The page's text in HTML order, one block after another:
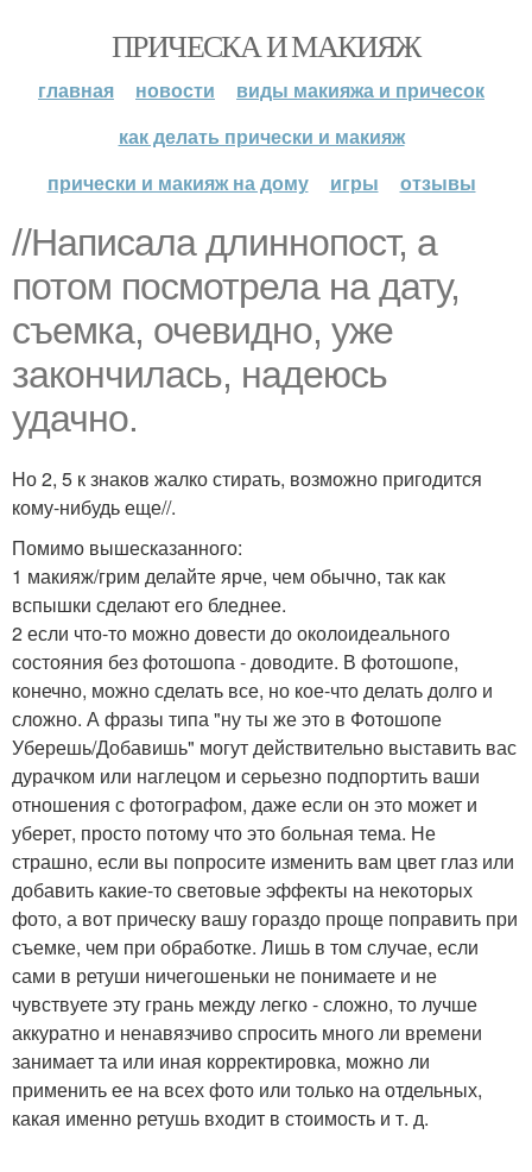
ПРИЧЕСКА И МАКИЯЖ
главная новости
виды макияжа и причесок
как делать прически и макияж
прически и макияж на дому
игры отзывы
//Написала длиннопост, а
потом посмотрела на дату,
съемка, очевидно, уже
закончилась, надеюсь
удачно.
Но 2, 5 к знаков жалко стирать, возможно пригодится
кому-нибудь еще//.
Помимо вышесказанного:
1 макияж/грим делайте ярче, чем обычно, так как
вспышки сделают его бледнее.
2 если что-то можно довести до околоидеального
состояния без фотошопа - доводите. В фотошопе,
конечно, можно сделать все, но кое-что делать долго и
сложно. А фразы типа "ну ты же это в Фотошопе
Уберешь/Добавишь" могут действительно выставить вас
дурачком или наглецом и серьезно подпортить ваши
отношения с фотографом, даже если он это может и
уберет, просто потому что это больная тема. Не
страшно, если вы попросите изменить вам цвет глаз или
добавить какие-то световые эффекты на некоторых
фото, а вот прическу вашу гораздо проще поправить при
съемке, чем при обработке. Лишь в том случае, если
сами в ретуши ничегошеньки не понимаете и не
чувствуете эту грань между легко - сложно, то лучше
аккуратно и ненавязчиво спросить много ли времени
занимает та или иная корректировка, можно ли
применить ее на всех фото или только на отдельных,
какая именно ретушь входит в стоимость и т. д.